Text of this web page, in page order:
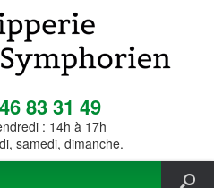
83 31 49
: 14h à 17h
samedi, dimanche.